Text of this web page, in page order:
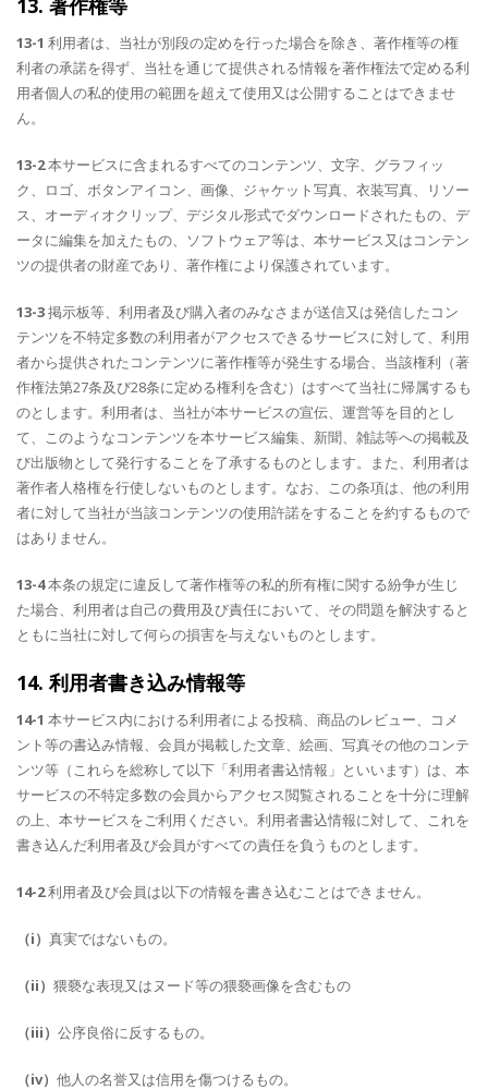
13. 著作権等
13-1 利用者は、当社が別段の定めを行った場合を除き、著作権等の権
利者の承諾を得ず、当社を通じて提供される情報を著作権法で定める利
用者個人の私的使用の範囲を超えて使用又は公開することはできませ
ん。
13-2本サービスに含まれるすべてのコンテンツ、文字、グラフィッ
ク、ロゴ、ボタンアイコン、画像、ジャケット写真、衣装写真、リソー
ス、オーディオクリップ、デジタル形式でダウンロードされたもの、デ
ータに編集を加えたもの、ソフトウェア等は、本サービス又はコンテン
ツの提供者の財産であり、著作権により保護されています。
13-3掲示板等、利用者及び購入者のみなさまが送信又は発信したコン
テンツを不特定多数の利用者がアクセスできるサービスに対して、利用
者から提供されたコンテンツに著作権等が発生する場合、当該権利（著
作権法第27条及び28条に定める権利を含む）はすべて当社に帰属するも
のとします。利用者は、当社が本サービスの宣伝、運営等を目的とし
て、このようなコンテンツを本サービス編集、新聞、雑誌等への掲載及
び出版物として発行することを了承するものとします。また、利用者は
著作者人格権を行使しないものとします。なお、この条項は、他の利用
者に対して当社が当該コンテンツの使用許諾をすることを約するもので
はありません。
13-4本条の規定に違反して著作権等の私的所有権に関する紛争が生じ
た場合、利用者は自己の費用及び責任において、その問題を解決すると
ともに当社に対して何らの損害を与えないものとします。
14. 利用者書き込み情報等
14-1 本サービス内における利用者による投稿、商品のレビュー、コメ
ント等の書込み情報、会員が掲載した文章、絵画、写真その他のコンテ
ンツ等（これらを総称して以下「利用者書込情報」といいます）は、本
サービスの不特定多数の会員からアクセス閲覧されることを十分に理解
の上、本サービスをご利用ください。利用者書込情報に対して、これを
書き込んだ利用者及び会員がすべての責任を負うものとします。
14-2利用者及び会員は以下の情報を書き込むことはできません。
（i） 真実ではないもの。
（ii） 猥褻な表現又はヌード等の猥褻画像を含むもの
（iii） 公序良俗に反するもの。
（iv） 他人の名誉又は信用を傷つけるもの。